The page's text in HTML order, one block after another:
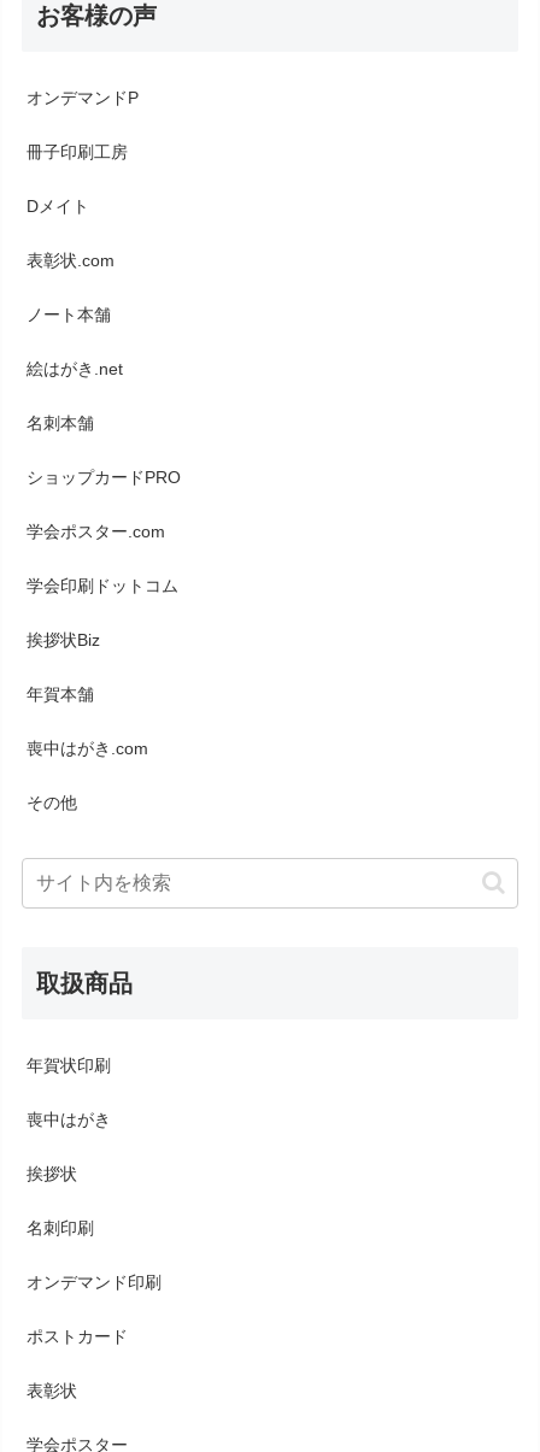
お客様の声
オンデマンドP
冊子印刷工房
Dメイト
表彰状.com
ノート本舗
絵はがき.net
名刺本舗
ショップカードPRO
学会ポスター.com
学会印刷ドットコム
挨拶状Biz
年賀本舗
喪中はがき.com
その他
取扱商品
年賀状印刷
喪中はがき
挨拶状
名刺印刷
オンデマンド印刷
ポストカード
表彰状
学会ポスター